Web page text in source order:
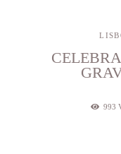
993